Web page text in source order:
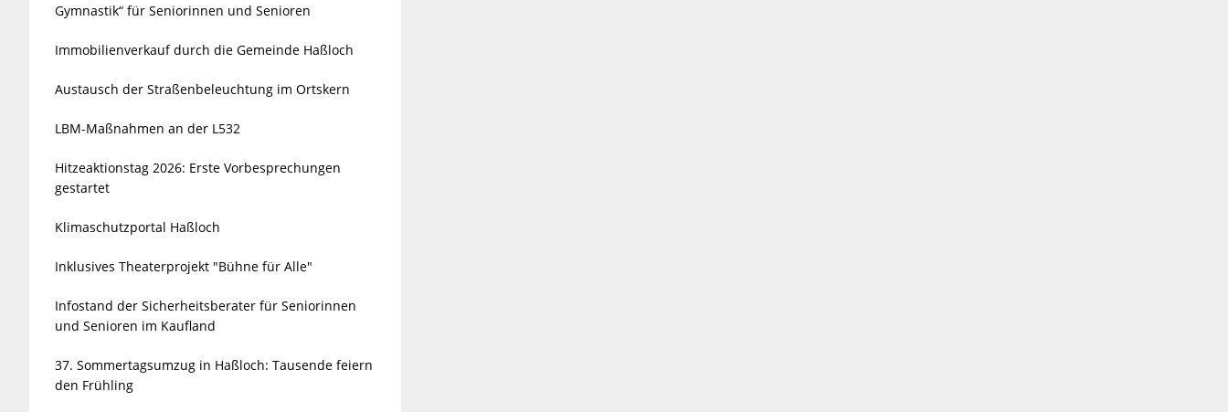
Gymnastik“ für Seniorinnen und Senioren
Immobilienverkauf durch die Gemeinde Haßloch
Austausch der Straßenbeleuchtung im Ortskern
LBM-Maßnahmen an der L532
Hitzeaktionstag 2026: Erste Vorbesprechungen
gestartet
Klimaschutzportal Haßloch
Inklusives Theaterprojekt "Bühne für Alle"
Infostand der Sicherheitsberater für Seniorinnen
und Senioren im Kaufland
37. Sommertagsumzug in Haßloch: Tausende feiern
den Frühling